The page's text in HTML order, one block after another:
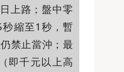
上路；盤中零
縮至1秒，暫
禁止當沖；最
即千元以上高